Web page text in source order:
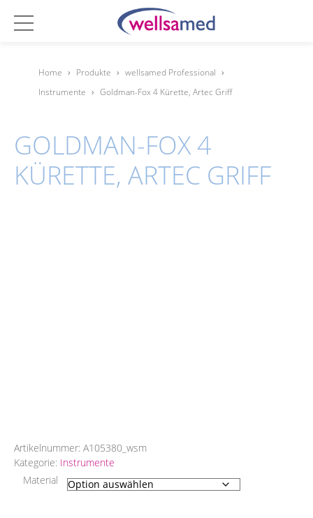
Home › Produkte › wellsamed Professional ›
Instrumente › Goldman-Fox 4 Kürette, Artec Griff
GOLDMAN-FOX 4
KÜRETTE, ARTEC GRIFF
Artikelnummer: A105380_wsm
Kategorie: Instrumente
Material